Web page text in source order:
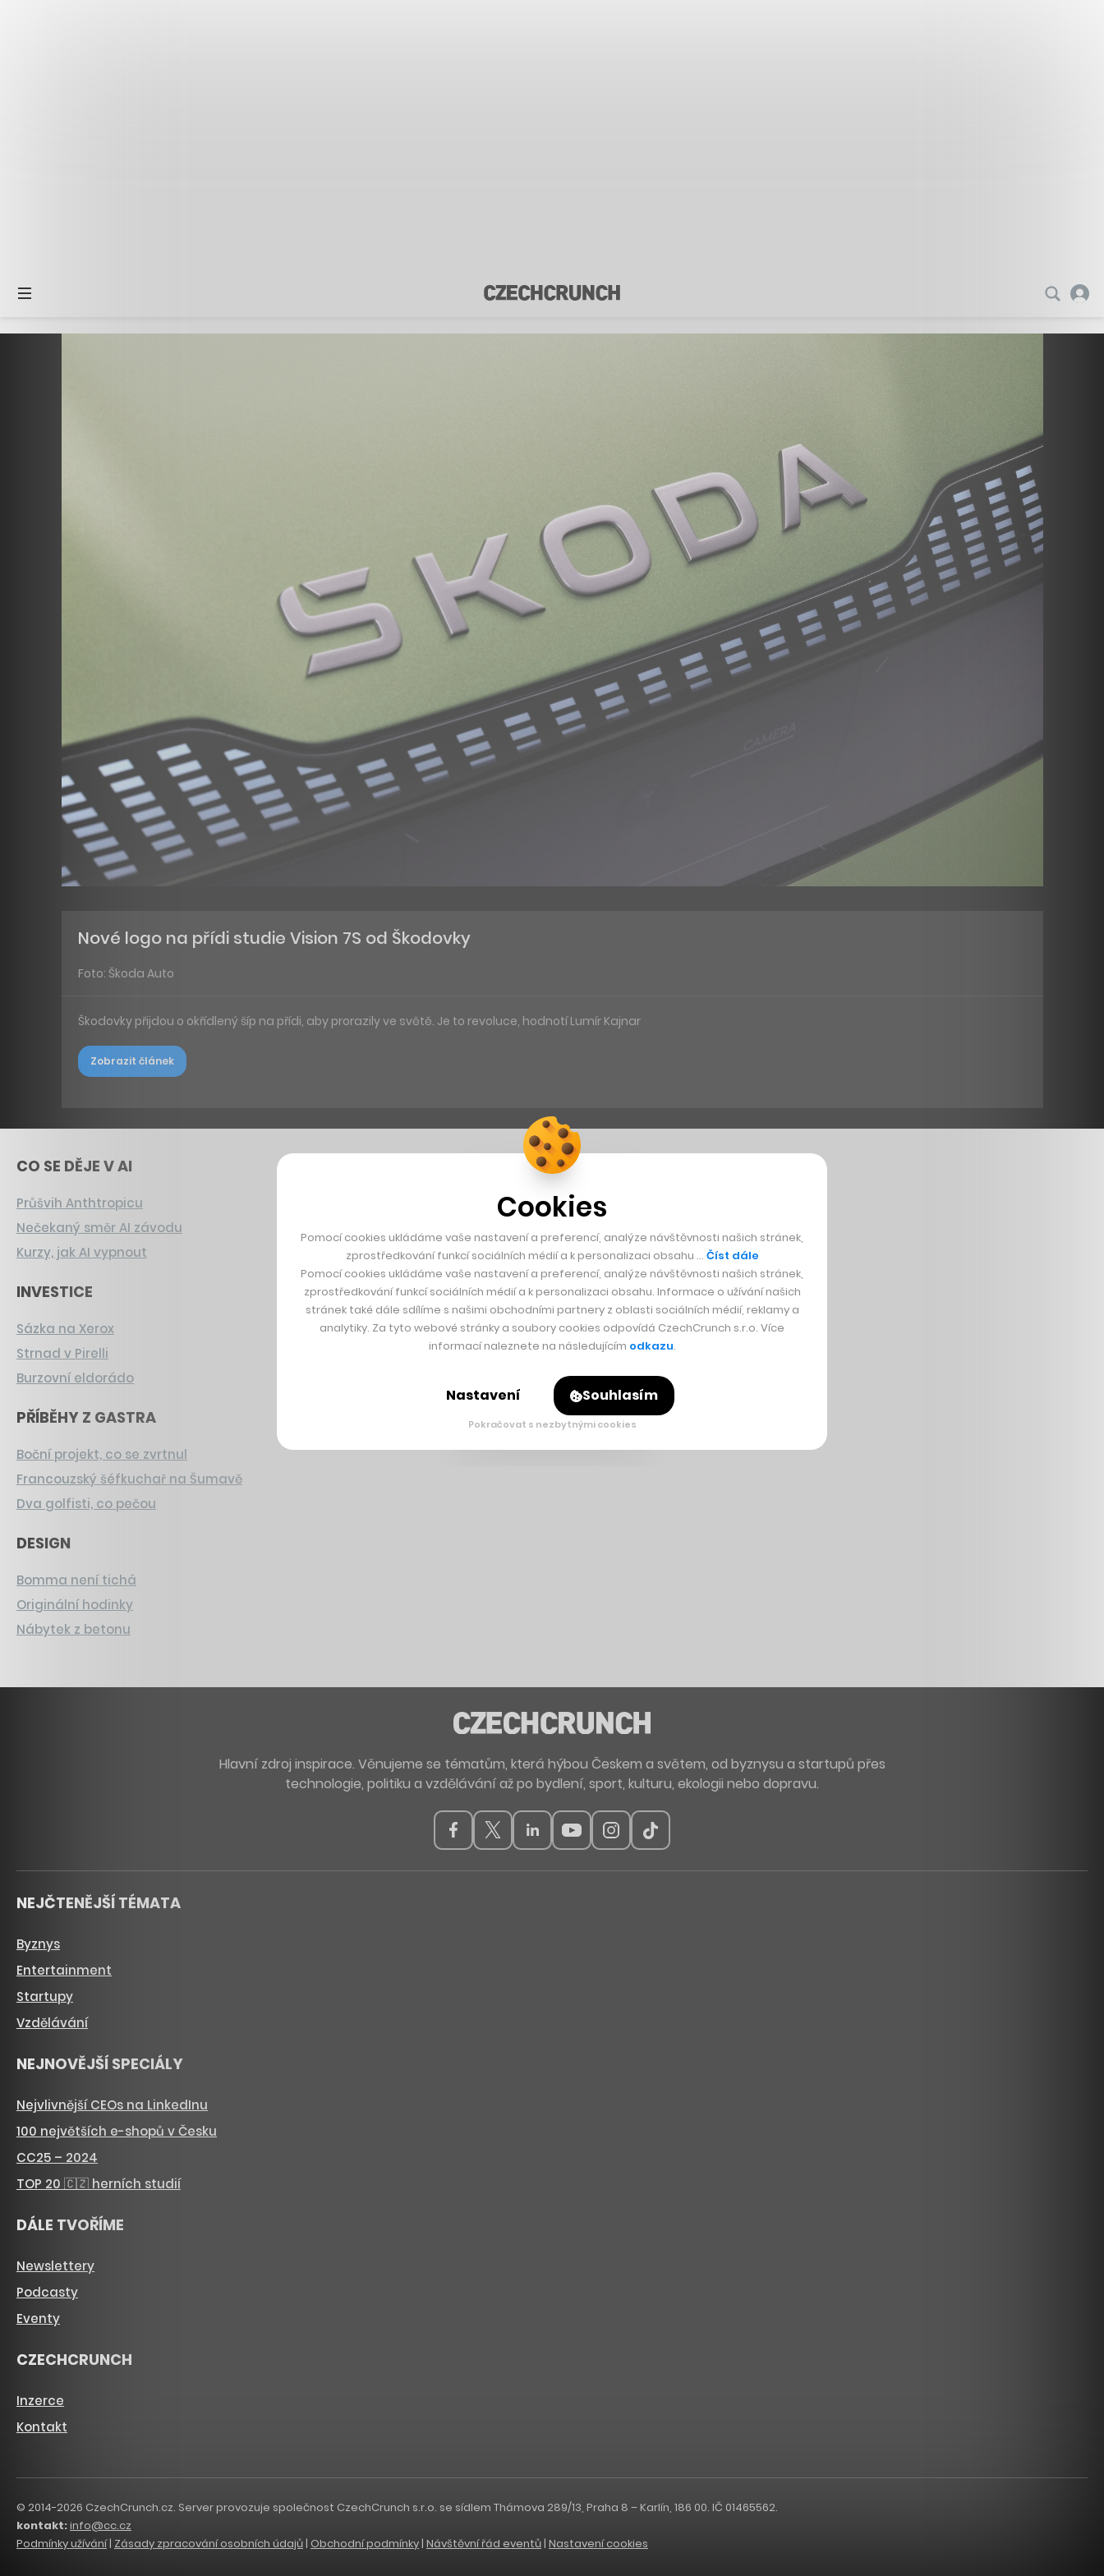
Nové logo na přídi studie Vision 7S od Škodovky
Foto: Škoda Auto
Škodovky přijdou o okřídlený šíp na přídi, aby prorazily ve světě. Je to revoluce, hodnotí Lumír Kajnar
Zobrazit článek
CO SE DĚJE V AI
Průšvih Anthtropicu
Nečekaný směr AI závodu
Kurzy, jak AI vypnout
INVESTICE
Sázka na Xerox
Strnad v Pirelli
Burzovní eldorádo
PŘÍBĚHY Z GASTRA
Boční projekt, co se zvrtnul
Francouzský šéfkuchař na Šumavě
Dva golfisti, co pečou
DESIGN
Bomma není tichá
Originální hodinky
Nábytek z betonu
Hlavní zdroj inspirace. Věnujeme se tématům, která hýbou Českem a světem, od byznysu a startupů přes
technologie, politiku a vzdělávání až po bydlení, sport, kulturu, ekologii nebo dopravu.
NEJČTENĚJŠÍ TÉMATA
Byznys
Entertainment
Startupy
Vzdělávání
NEJNOVĚJŠÍ SPECIÁLY
Nejvlivnější CEOs na LinkedInu
100 největších e-shopů v Česku
CC25 – 2024
TOP 20 🇨🇿 herních studií
DÁLE TVOŘÍME
Newslettery
Podcasty
Eventy
CZECHCRUNCH
Inzerce
Kontakt
© 2014-2026 CzechCrunch.cz. Server provozuje společnost CzechCrunch s.r.o. se sídlem Thámova 289/13, Praha 8 – Karlín, 186 00. IČ 01465562.
kontakt:info@cc.cz
Podmínky užívání| Zásady zpracování osobních údajů | Obchodní podmínky | Návštěvní řád eventů | Nastavení cookies
Cookies
Pomocí cookies ukládáme vaše nastavení a preferencí, analýze návštěvnosti našich stránek,
zprostředkování funkcí sociálních médií a k personalizaci obsahu … Číst dále
Pomocí cookies ukládáme vaše nastavení a preferencí, analýze návštěvnosti našich stránek,
zprostředkování funkcí sociálních médií a k personalizaci obsahu. Informace o užívání našich
stránek také dále sdílíme s našimi obchodními partnery z oblasti sociálních médií, reklamy a
analytiky. Za tyto webové stránky a soubory cookies odpovídá CzechCrunch s.r.o. Více
informací naleznete na následujícím odkazu.
Nastavení Souhlasím
Pokračovat s nezbytnými cookies